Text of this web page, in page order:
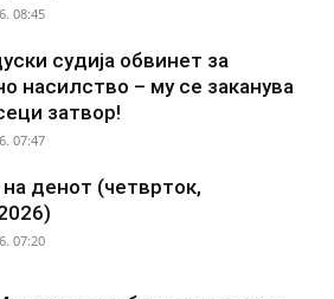
08:45
судија обвинет за
насилство – му се заканува
затвор!
07:47
денот (четврток,
07:20